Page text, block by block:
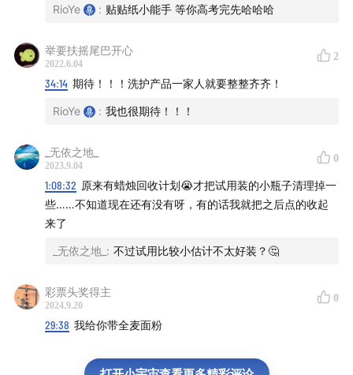
【开心的事16：迈入百大的我们终于开启了「最受
睡不着怎么办：Rio 和 Cen 给大家提的建议
彩蛋：「无人知晓」里关于赚钱的意义
1:24:32推荐音乐：刘惜君 - 让一切随风
🎬 播客中提及的剧：
声生不息 聲生不息 (2022)
与鸟共舞 Dancing with the Birds (2019)
爱，死亡和机器人 第三季 Love, Death & Robots
RioYe : 贴贴纸小能手 等你高考完先哈哈哈
举要扶摇尾巴开心
2022.6.04
2
34:14 期待！！！洗护产品一家人就要整整齐齐！
RioYe : 我也很期待！！！
_无依之地_
2023.9.04
0
1:08:32 原来有蜡烛回收计划😭才把试用装的小瓶子清理掉一
些……不知道现在还有没有呀，有的话我就把之后点的收起
来了
_无依之地_ : 不过试用比较小估计不太好装？🤔
彩票头奖得主
2024.9.20
0
29:38 我给你带全麦面粉